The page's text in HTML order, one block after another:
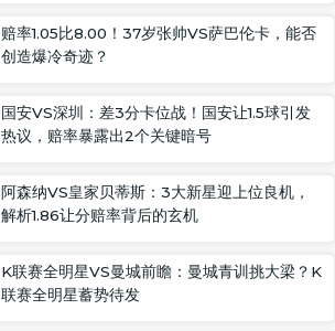
赔率1.05比8.00！37岁张帅VS萨巴伦卡，能否
创造爆冷奇迹？
国安VS深圳：差3分卡位战！国安让1.5球引发
热议，赔率暴露出2个关键暗号
阿森纳VS皇家贝蒂斯：3大新星迎上位良机，
解析1.86让分赔率背后的玄机
K联赛全明星VS曼城前瞻：曼城青训挑大梁？K
联赛全明星蓄势待发